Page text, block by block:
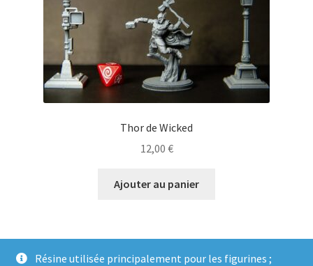
Résine utilisée principalement pour les figurines ;
Thor de Wicked
12,00 €
Ajouter au panier